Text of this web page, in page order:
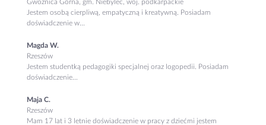
Gwoźnica Górna, gm. Niebylec, woj. podkarpackie
Jestem osobą cierpliwą, empatyczną i kreatywną. Posiadam
doświadczenie w...
Magda W.
Rzeszów
Jestem studentką pedagogiki specjalnej oraz logopedii. Posiadam
doświadczenie...
Maja C.
Rzeszów
Mam 17 lat i 3 letnie doświadczenie w pracy z dziećmi jestem